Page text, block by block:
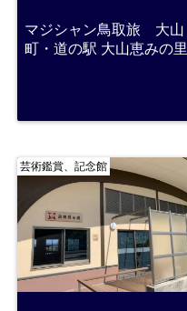
マジシャン鳥取旅 大山
町・道の駅 大山恵みの里
芸術鑑賞、記念館